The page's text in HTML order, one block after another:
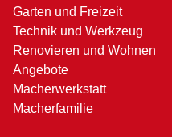
Garten und Freizeit
Technik und Werkzeug
Renovieren und Wohnen
Angebote
Macherwerkstatt
Macherfamilie